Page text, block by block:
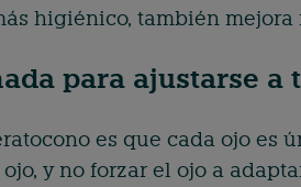
higiénico, también
para ajustarse a
es que cada ojo es
y no forzar el ojo a